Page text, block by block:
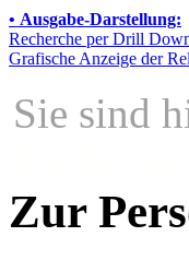
• Ausgabe-Darstellung:
Recherche per Drill
Grafische Anzeige der
Sie sind
Zur